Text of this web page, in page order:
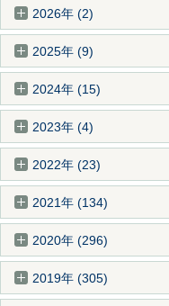
2026年 (2)
2025年 (9)
2024年 (15)
2023年 (4)
2022年 (23)
2021年 (134)
2020年 (296)
2019年 (305)